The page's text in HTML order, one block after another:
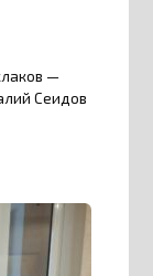
—
Сеидов